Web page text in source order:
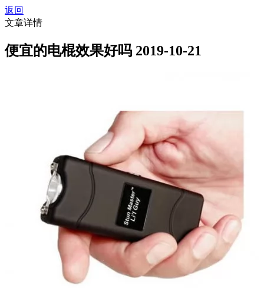
返回
文章详情
便宜的电棍效果好吗 2019-10-21